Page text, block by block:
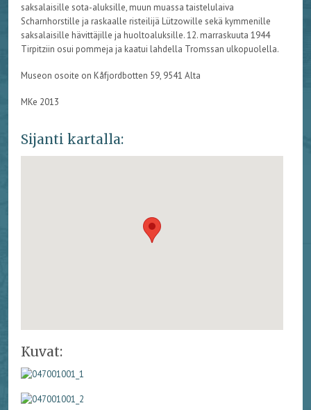
saksalaisille sota-aluksille, muun muassa taistelulaiva
Scharnhorstille ja raskaalle risteilijä Lützowille sekä kymmenille
saksalaisille hävittäjille ja huoltoaluksille. 12. marraskuuta 1944
Tirpitziin osui pommeja ja kaatui lahdella Tromssan ulkopuolella.
Museon osoite on Kåfjordbotten 59, 9541 Alta
MKe 2013
Sijanti kartalla:
Kuvat: